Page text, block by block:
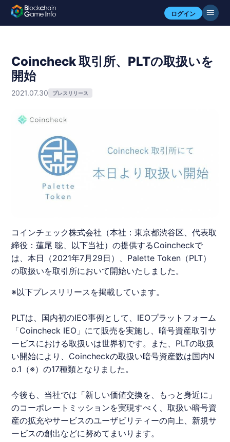
ログイン
Coincheck 取引所、PLTの取扱いを
開始
2021.07.30 プレスリリース
コインチェック株式会社（本社：東京都渋谷区、代表取
締役：蓮尾 聡、以下当社）の提供するCoincheckで
は、本日（2021年7月29日）、Palette Token（PLT）
の取扱いを取引所において開始いたしました。
※以下プレスリリースを掲載しています。
PLTは、国内初のIEO事例として、 IEOプラットフォーム
「Coincheck IEO 」にて販売を実施し、暗号資産取引サ
ービスにおける取扱いは世界初です。また、 PLTの取扱
い開始により、 Coincheckの取扱い暗号資産数は国内N
o.1（※）の17種類となりました。
今後も、当社では「新しい価値交換を、もっと身近に」
のコーポレートミッションを実現すべく、取扱い暗号資
産の拡充やサービスのユーザビリティーの向上、新規サ
ービスの創出などに努めてまいります。